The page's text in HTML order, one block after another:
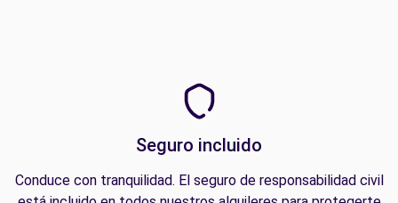
Seguro incluido
Conduce con tranquilidad. El seguro de responsabilidad civil